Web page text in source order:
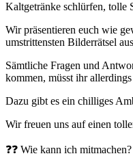
Kaltgetränke schlürfen, tolle
Wir präsentieren euch wie
umstrittensten Bilderrätsel
Sämtliche Fragen und
kommen, müsst ihr
Dazu gibt es ein chilliges
Wir freuen uns auf einen
❓❓ Wie kann ich mitmachen?